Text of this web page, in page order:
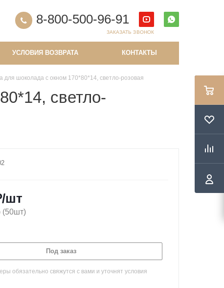
8-800-500-96-91
ЗАКАЗАТЬ ЗВОНОК
УСЛОВИЯ ВОЗВРАТА КОНТАКТЫ
для шоколада с окном 170*80*14, светло-розовая
светло-
/шт
(50шт)
Под заказ
обязательно свяжутся с вами и уточнят условия